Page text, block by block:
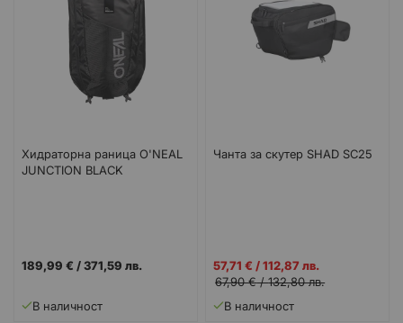
Хидраторна раница O'NEAL
JUNCTION BLACK
189,99 € /371,59 лв.
В наличност
Чанта за скутер SHAD SC25
Промо
цена
57,71 € /112,87 лв.
67,90 €/132,80 лв.
В наличност